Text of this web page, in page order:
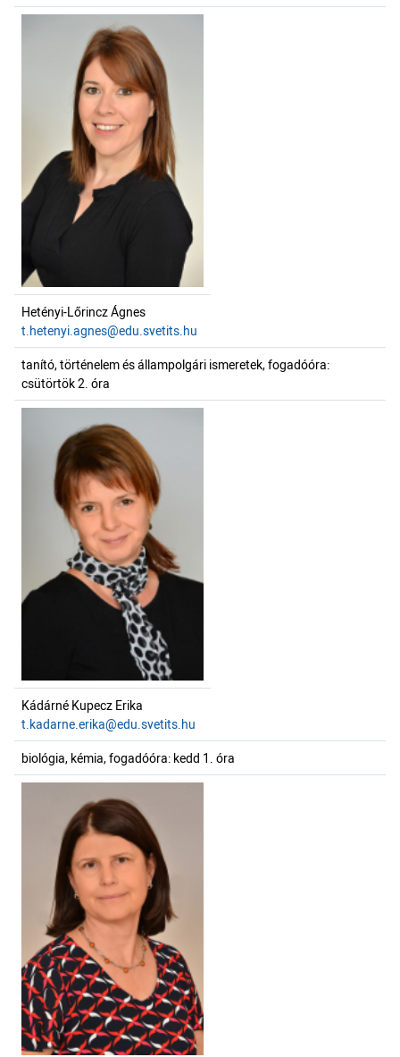
Hetényi-Lőrincz Ágnes
t.hetenyi.agnes@edu.svetits.hu
tanító, történelem és állampolgári ismeretek, fogadóóra:
csütörtök 2. óra
Kádárné Kupecz Erika
t.kadarne.erika@edu.svetits.hu
biológia, kémia, fogadóóra: kedd 1. óra